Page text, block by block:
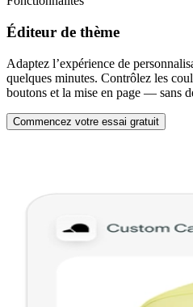
Éditeur de thème
Adaptez l’expérience de
quelques minutes. Contrôlez les
boutons et la mise en page — sans
Commencez votre essai gratuit